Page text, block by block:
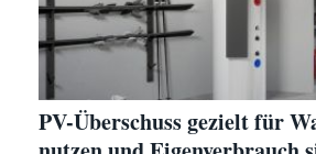
PV-Überschuss gezielt für